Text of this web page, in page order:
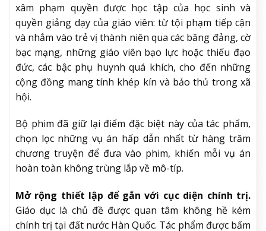
xâm phạm quyền được học tập của học sinh và
quyền giảng dạy của giáo viên: từ tội phạm tiếp cận
và nhắm vào trẻ vị thành niên qua các băng đảng, cờ
bạc mạng, những giáo viên bạo lực hoặc thiếu đạo
đức, các bậc phụ huynh quá khích, cho đến những
cộng đồng mang tính khép kín và bảo thủ trong xã
hội.
Bộ phim đã giữ lại điểm đặc biệt này của tác phẩm,
chọn lọc những vụ án hấp dẫn nhất từ hàng trăm
chương truyện để đưa vào phim, khiến mỗi vụ án
hoàn toàn không trùng lắp về mô-típ.
Mở rộng thiết lập để gắn với cục diện chính trị.
Giáo dục là chủ đề được quan tâm không hề kém
chính trị tại đất nước Hàn Quốc. Tác phẩm được bấm